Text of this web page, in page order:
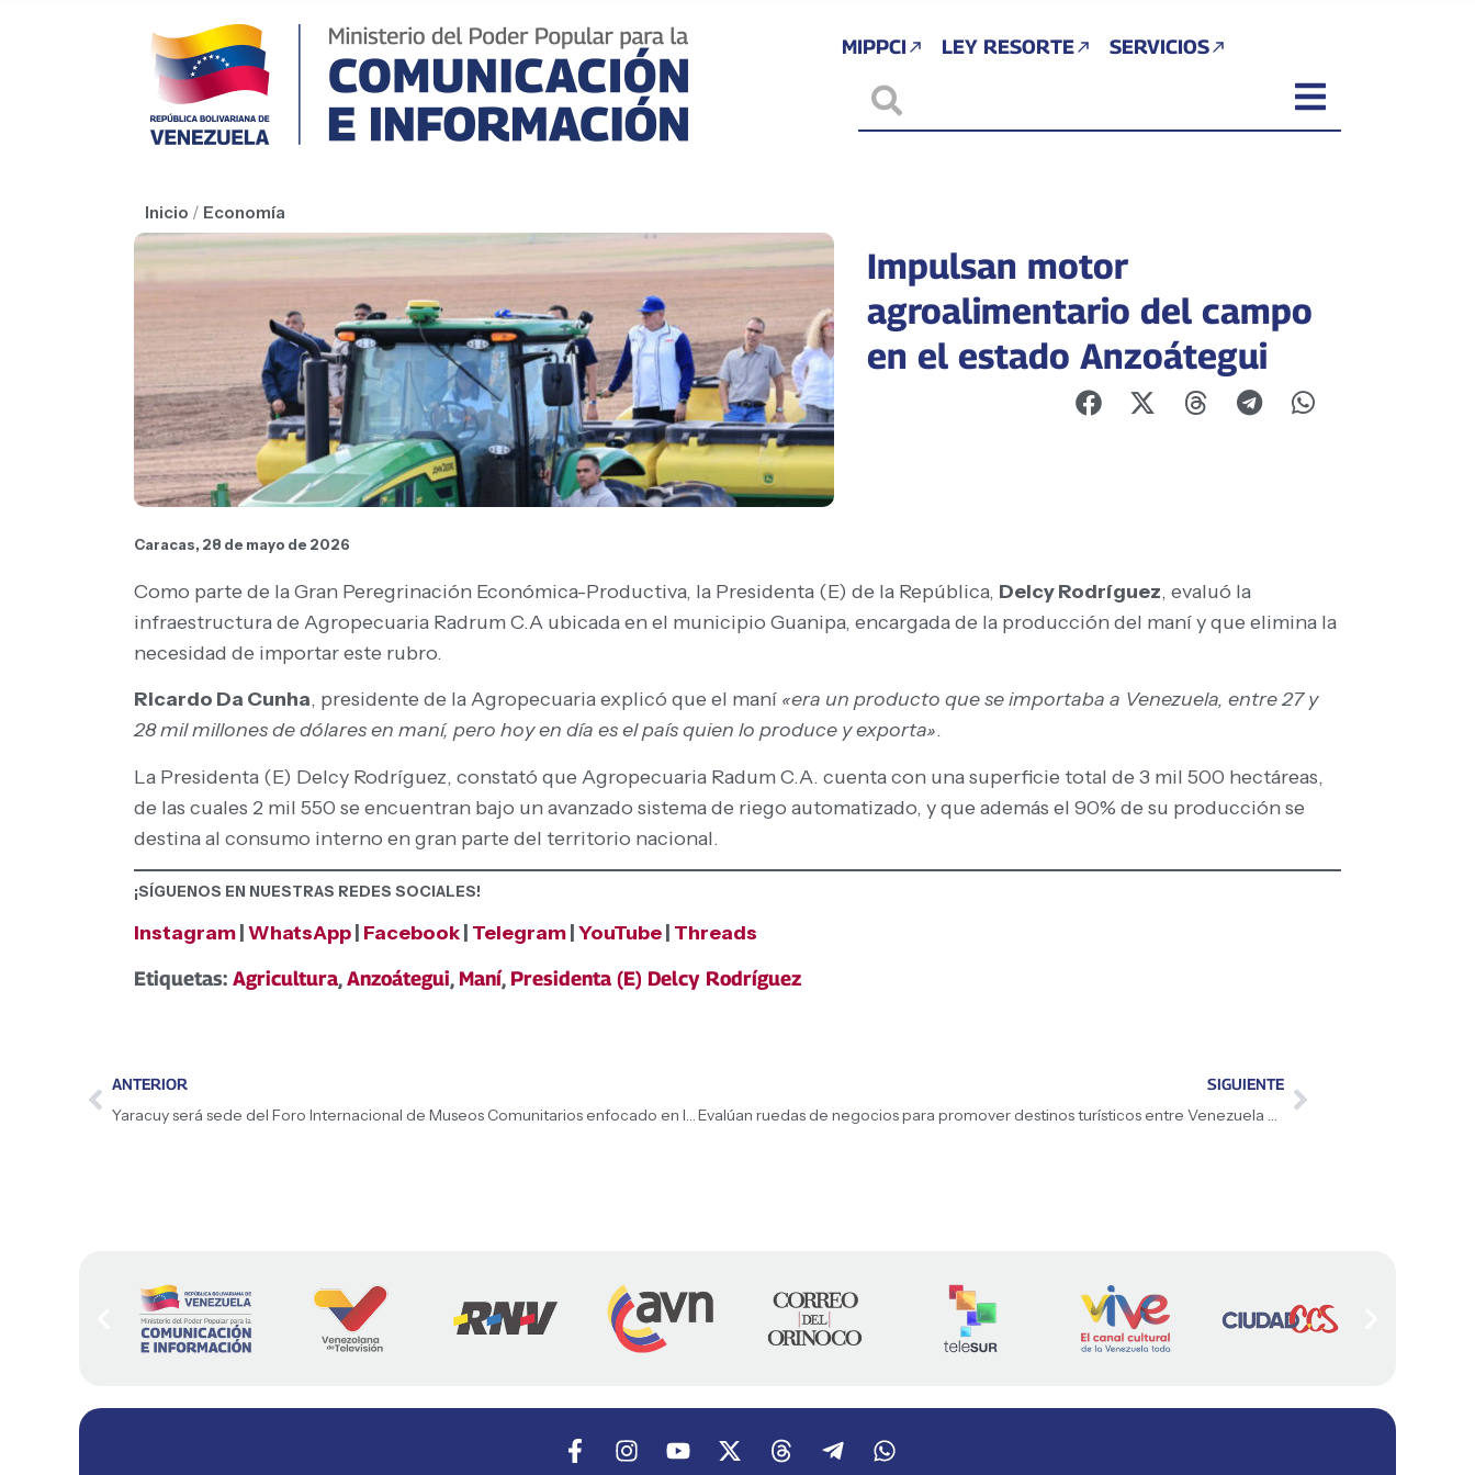
MIPPCI LEY RESORTE SERVICIOS
Inicio / Economía
Impulsan motor
agroalimentario del campo
en el estado Anzoátegui
Caracas, 28 de mayo de 2026
Como parte de la Gran Peregrinación Económica-Productiva, la Presidenta (E) de la República, Delcy Rodríguez, evaluó la
infraestructura de Agropecuaria Radrum C.A ubicada en el municipio Guanipa, encargada de la producción del maní y que elimina la
necesidad de importar este rubro.
Ricardo Da Cunha, presidente de la Agropecuaria explicó que el maní «era un producto que se importaba a Venezuela, entre 27 y
28 mil millones de dólares en maní, pero hoy en día es el país quien lo produce y exporta».
La Presidenta (E) Delcy Rodríguez, constató que Agropecuaria Radum C.A. cuenta con una superficie total de 3 mil 500 hectáreas,
de las cuales 2 mil 550 se encuentran bajo un avanzado sistema de riego automatizado, y que además el 90% de su producción se
destina al consumo interno en gran parte del territorio nacional.
¡SÍGUENOS EN NUESTRAS REDES SOCIALES!
Instagram WhatsApp Facebook Telegram YouTube Threads
Etiquetas: Agricultura,Anzoátegui, Maní, Presidenta (E) Delcy Rodríguez
ANTERIOR
Yaracuy será sede del Foro Internacional de Museos Comunitarios enfocado en la cultura de paz
SIGUIENTE
Evalúan ruedas de negocios para promover destinos turísticos entre Venezuela y Nicaragua